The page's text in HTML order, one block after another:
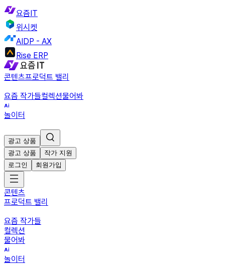
요즘IT
위시켓
AIDP - AX
Rise ERP
콘텐츠프로덕트 밸리
요즘 작가들컬렉션물어봐
놀이터
광고 상품
광고 상품
작가 지원
로그인
회원가입
콘텐츠
프로덕트 밸리
요즘 작가들
컬렉션
물어봐
놀이터